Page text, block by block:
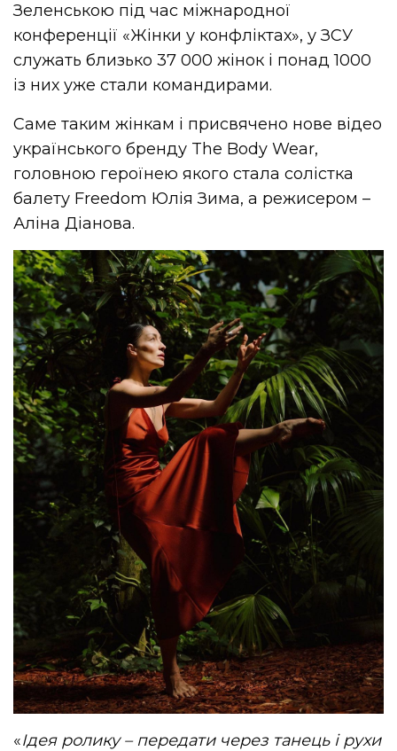
Зеленською під час міжнародної
конференції «Жінки у конфліктах», у ЗСУ
служать близько 37 000 жінок і понад 1000
із них уже стали командирами.
Саме таким жінкам і присвячено нове відео
українського бренду The Body Wear,
головною героїнею якого стала солістка
балету Freedom Юлія Зима, а режисером –
Аліна Діанова.
«Ідея ролику – передати через танець і рухи